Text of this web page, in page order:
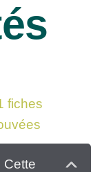
fiches
Cette